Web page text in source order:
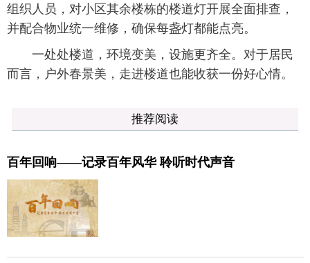
组织人员，对小区其余楼栋的楼道灯开展全面排查，
并配合物业统一维修，确保每盏灯都能点亮。
一处处楼道，环境变美，设施更齐全。对于居民
而言，户外春景美，走进楼道也能收获一份好心情。
推荐阅读
百年回响——记录百年风华 聆听时代声音